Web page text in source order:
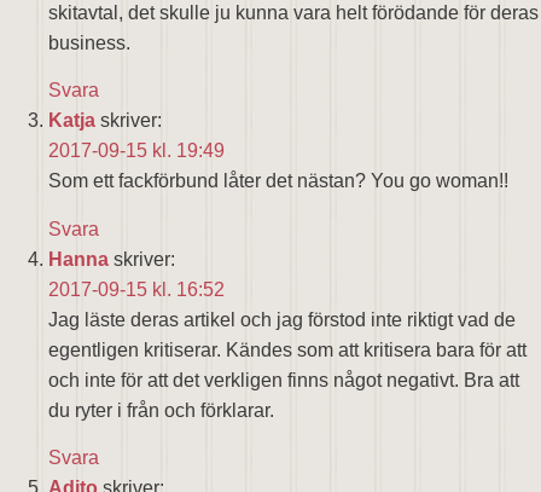
skitavtal, det skulle ju kunna vara helt förödande för deras
business.
Svara
Katja skriver:
2017-09-15 kl. 19:49
Som ett fackförbund låter det nästan? You go woman!!
Svara
Hanna skriver:
2017-09-15 kl. 16:52
Jag läste deras artikel och jag förstod inte riktigt vad de
egentligen kritiserar. Kändes som att kritisera bara för att
och inte för att det verkligen finns något negativt. Bra att
du ryter i från och förklarar.
Svara
Adito skriver: